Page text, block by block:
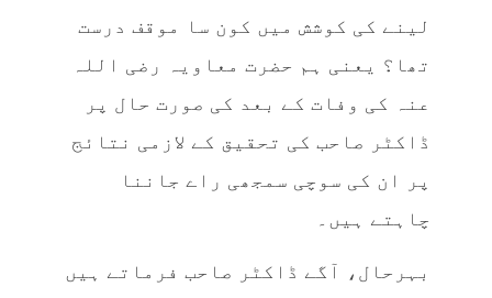
لینے کی کوشش میں کون سا موقف درست
تھا؟ یعنی ہم حضرت معاویہ رضی اللہ
عنہ کی وفات کے بعد کی صورت حال پر
ڈاکٹر صاحب کی تحقیق کے لازمی نتائج
پر ان کی سوچی سمجھی راے جاننا
چاہتے ہیں۔
بہرحال، آگے ڈاکٹر صاحب فرماتے ہیں